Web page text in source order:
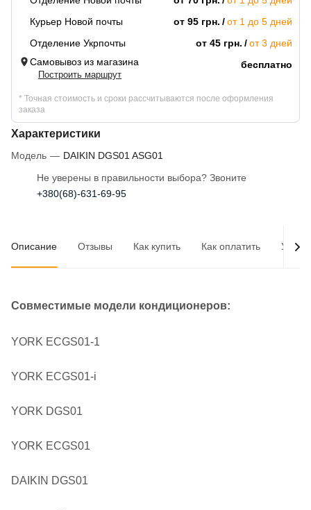
Курьер Новой почты
от 95 грн.
от 1 до 5 дней
Отделение Укрпочты
от 45 грн.
от 3 дней
Самовывоз из магазина
Построить маршрут
бесплатно
* Точная стоимость и сроки рассчитываются после оформления
заказа
Характеристики
Модель — DAIKIN DGS01 ASG01
Не уверены в правильности выбора? Звоните
+380(68)-631-69-95
Описание Отзывы Как купить Как оплатить
Совместимые модели кондиционеров:
YORK ECGS01-1
YORK ECGS01-i
YORK DGS01
YORK ECGS01
DAIKIN DGS01